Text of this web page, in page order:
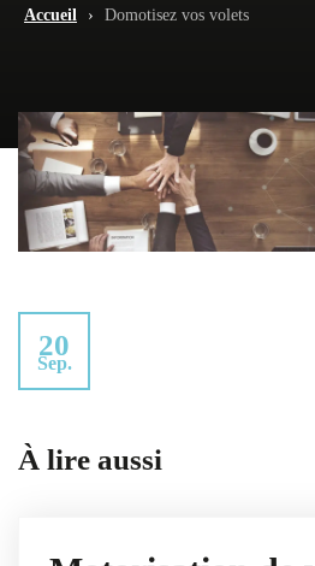
Accueil › Domotisez vos volets
20
Sep.
À lire aussi